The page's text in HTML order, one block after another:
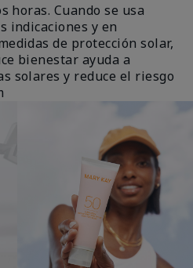
horas. Cuando se usa
indicaciones y en
de protección solar,
bienestar ayuda a
solares y reduce el riesgo